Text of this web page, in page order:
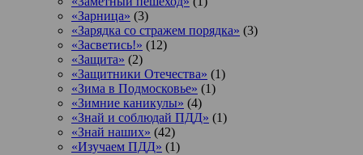
«Зарница» (3)
«Зарядка со стражем порядка» (3)
«Засветись!» (12)
«Защита» (2)
«Защитники Отечества» (1)
«Зима в Подмосковье» (1)
«Зимние каникулы» (4)
«Знай и соблюдай ПДД» (1)
«Знай наших» (42)
«Изучаем ПДД» (1)